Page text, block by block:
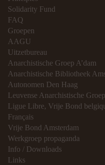
Solidarity Fund
FAQ
Groepen
AAGU
Uitzetbureau
Anarchistische Groep A’dam
Anarchistische Bibliotheek
Autonomen Den Haag
Leuvense Anarchistische Groep
Ligue Libre, Vrije Bond
Français
Vrije Bond Amsterdam
Werkgroep propaganda
Info / Downloads
Links